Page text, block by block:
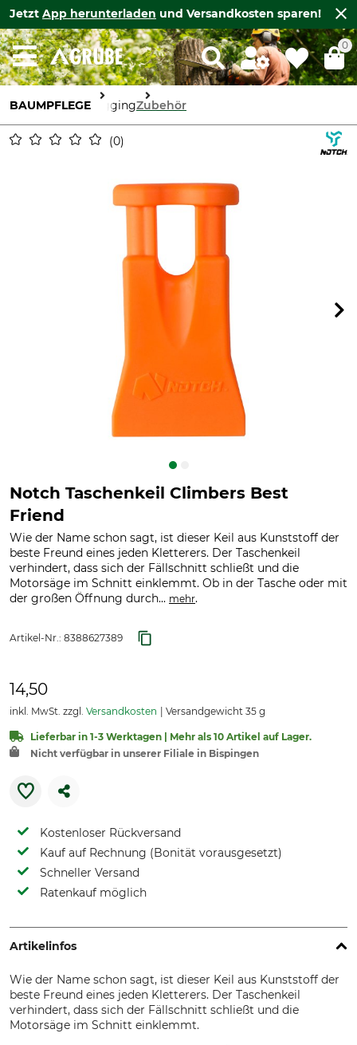
Jetzt App herunterladen und Versandkosten sparen!
0
BAUMPFLEGE RiggingZubehör
0
Notch Taschenkeil Climbers Best
Friend
Wie der Name schon sagt, ist dieser Keil aus Kunststoff der
beste Freund eines jeden Kletterers. Der Taschenkeil
verhindert, dass sich der Fällschnitt schließt und die
Motorsäge im Schnitt einklemmt. Ob in der Tasche oder mit
der großen Öffnung durch... mehr.
Artikel-Nr.: 8388627389
14,50
inkl. MwSt. zzgl. Versandkosten Versandgewicht 35 g
Lieferbar in 1-3 Werktagen | Mehr als 10 Artikel auf Lager.
Nicht verfügbar in unserer Filiale in Bispingen
Kostenloser Rückversand
Kauf auf Rechnung (Bonität vorausgesetzt)
Schneller Versand
Ratenkauf möglich
Artikelinfos
Wie der Name schon sagt, ist dieser Keil aus Kunststoff der
beste Freund eines jeden Kletterers. Der Taschenkeil
verhindert, dass sich der Fällschnitt schließt und die
Motorsäge im Schnitt einklemmt.